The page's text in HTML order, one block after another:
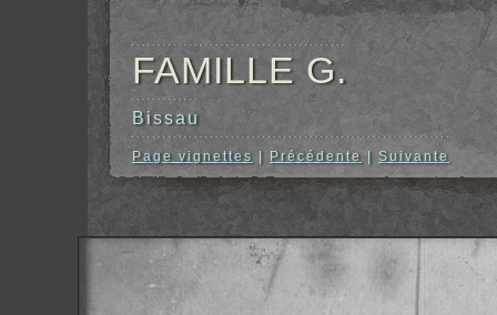
FAMILLE G.
Bissau
Page vignettes Précédente | Suivante